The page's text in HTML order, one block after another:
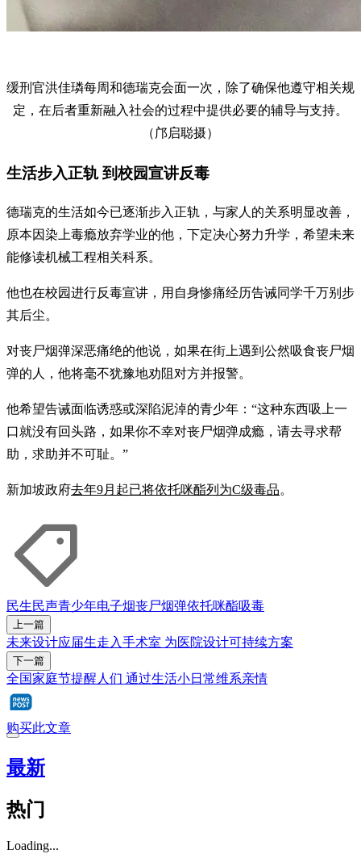
缓刑官洪佳璘每周和德瑞克会面一次，除了确保他遵守相关规
定，在后者重新融入社会的过程中提供必要的辅导与支持。
（邝启聪摄）
生活步入正轨 到校园宣讲反毒
德瑞克的生活如今已逐渐步入正轨，与家人的关系明显改善，
原本因染上毒瘾放弃学业的他，下定决心努力升学，希望未来
能修读机械工程相关科系。
他也在校园进行反毒宣讲，用自身惨痛经历告诫同学千万别步
其后尘。
对丧尸烟弹深恶痛绝的他说，如果在街上遇到公然吸食丧尸烟
弹的人，他将毫不犹豫地劝阻对方并报警。
他希望告诫面临诱惑或深陷泥淖的青少年：“这种东西吸上一
口就没有回头路，如果你不幸对丧尸烟弹成瘾，请去寻求帮
助，求助并不可耻。”
新加坡政府去年9月起已将依托咪酯列为C级毒品。
民生民声青少年电子烟丧尸烟弹依托咪酯吸毒
上一篇
未来设计应届生走入手术室 为医院设计可持续方案
下一篇
全国家庭节提醒人们 通过生活小日常维系亲情
购买此文章
最新
热门
Loading...